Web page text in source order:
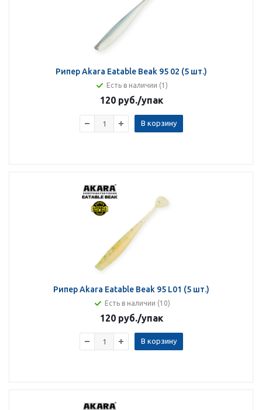
Рипер Akara Eatable Beak 95 02 (5 шт.)
Есть в наличии (1)
120 руб./упак
В корзину
Рипер Akara Eatable Beak 95 L01 (5 шт.)
Есть в наличии (10)
120 руб./упак
В корзину